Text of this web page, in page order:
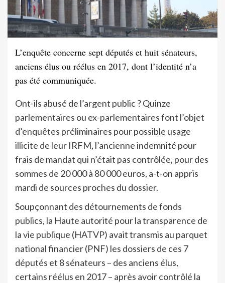
L’enquête concerne sept députés et huit sénateurs,
anciens élus ou réélus en 2017, dont l’identité n’a
pas été communiquée.
Ont-ils abusé de l’argent public ? Quinze
parlementaires ou ex-parlementaires font l’objet
d’enquêtes préliminaires pour possible usage
illicite de leur IRFM, l’ancienne indemnité pour
frais de mandat qui n’était pas contrôlée, pour des
sommes de 20 000 à 80 000 euros, a-t-on appris
mardi de sources proches du dossier.
Soupçonnant des détournements de fonds
publics, la Haute autorité pour la transparence de
la vie publique (HATVP) avait transmis au parquet
national financier (PNF) les dossiers de ces 7
députés et 8 sénateurs – des anciens élus,
certains réélus en 2017 – après avoir contrôlé la